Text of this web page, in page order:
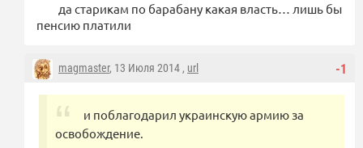
да старикам по барабану какая власть… лишь бы
пенсию платили
-1
magmaster, 13 Июля 2014 , url
и поблагодарил украинскую армию за
освобождение.